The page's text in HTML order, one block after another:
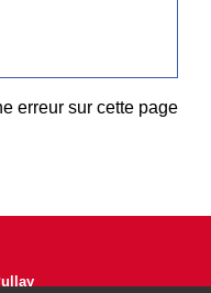
erreur sur cette page